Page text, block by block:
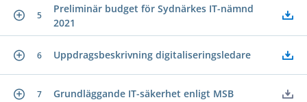
5
Preliminär budget för Sydnärkes IT-nämnd
2021
6 Uppdragsbeskrivning digitaliseringsledare
7 Grundläggande IT-säkerhet enligt MSB